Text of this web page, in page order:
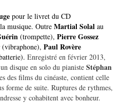
pour le livret du CD
musique. Outre Martial Solal au
(trompette), Pierre Gossez
(vibraphone), Paul Rovère
Enregistré en février 2013,
disque en solo du pianiste Stéphan
des films du cinéaste, contient celle
forme de suite. Ruptures de rythmes,
y cohabitent avec bonheur.